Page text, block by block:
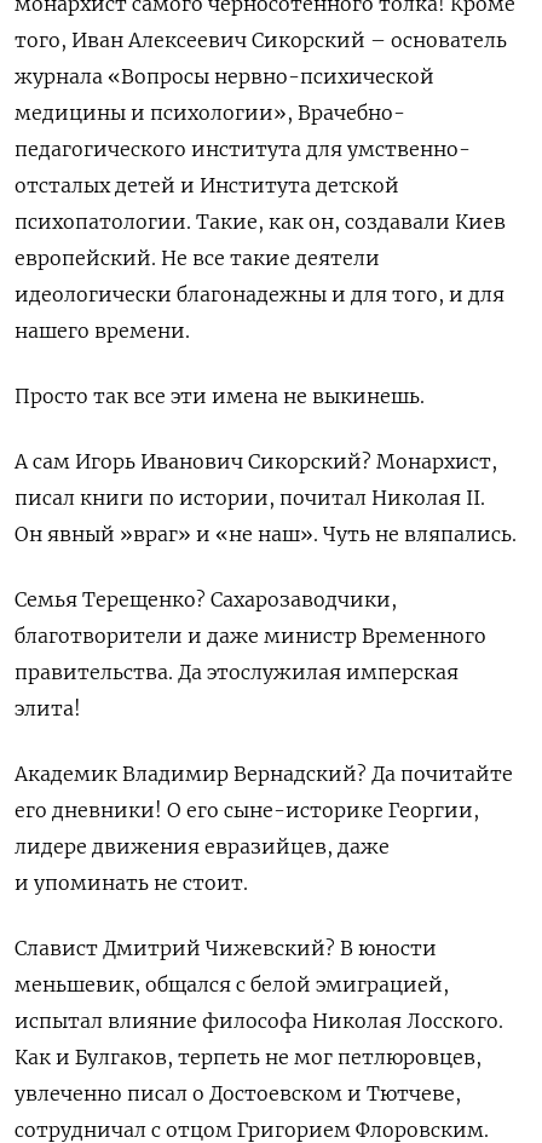
того, Иван Алексеевич Сикорский – основатель
журнала «Вопросы нервно-психической
медицины и психологии», Врачебно-
педагогического института для умственно-
отсталых детей и Института детской
психопатологии. Такие, как он, создавали Киев
европейский. Не все такие деятели
идеологически благонадежны и для того, и для
нашего времени.
Просто так все эти имена не выкинешь.
А сам Игорь Иванович Сикорский? Монархист,
писал книги по истории, почитал Николая II.
Он явный »враг» и «не наш». Чуть не вляпались.
Семья Терещенко? Сахарозаводчики,
благотворители и даже министр Временного
правительства. Да этослужилая имперская
элита!
Академик Владимир Вернадский? Да почитайте
его дневники! О его сыне-историке Георгии,
лидере движения евразийцев, даже
и упоминать не стоит.
Славист Дмитрий Чижевский? В юности
меньшевик, общался с белой эмиграцией,
испытал влияние философа Николая Лосского.
Как и Булгаков, терпеть не мог петлюровцев,
увлеченно писал о Достоевском и Тютчеве,
сотрудничал с отцом Григорием Флоровским.